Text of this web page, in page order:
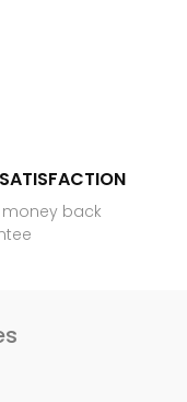
money back